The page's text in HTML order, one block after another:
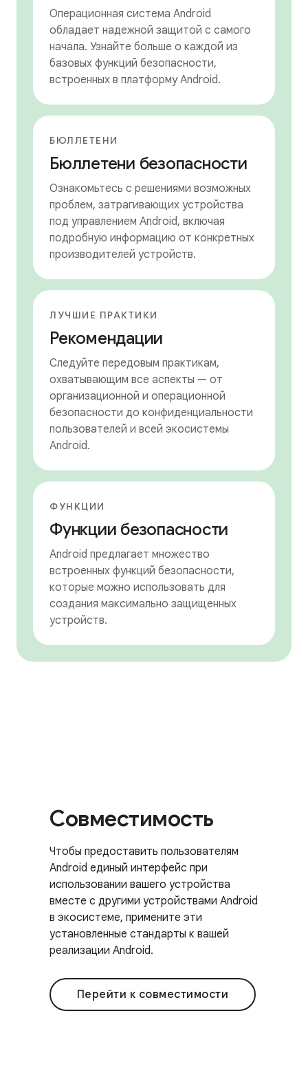
Операционная система Android
обладает надежной защитой с самого
начала. Узнайте больше о каждой из
базовых функций безопасности,
встроенных в платформу Android.
БЮЛЛЕТЕНИ
Бюллетени безопасности
Ознакомьтесь с решениями возможных
проблем, затрагивающих устройства
под управлением Android, включая
подробную информацию от конкретных
производителей устройств.
ЛУЧШИЕ ПРАКТИКИ
Рекомендации
Следуйте передовым практикам,
охватывающим все аспекты — от
организационной и операционной
безопасности до конфиденциальности
пользователей и всей экосистемы
Android.
ФУНКЦИИ
Функции безопасности
Android предлагает множество
встроенных функций безопасности,
которые можно использовать для
создания максимально защищенных
устройств.
Совместимость
Чтобы предоставить пользователям
Android единый интерфейс при
использовании вашего устройства
вместе с другими устройствами Android
в экосистеме, примените эти
установленные стандарты к вашей
реализации Android.
Перейти к совместимости